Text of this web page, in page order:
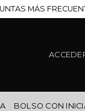
MÁS
BOLSO CON